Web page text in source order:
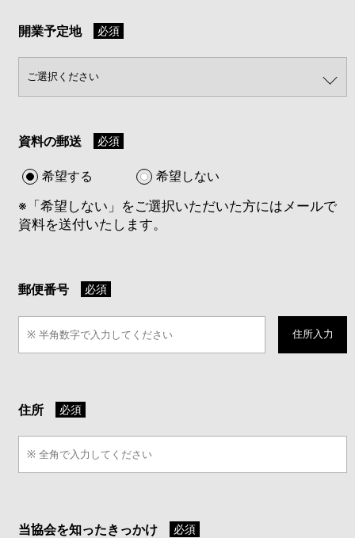
開業予定地 必須
資料の郵送 必須
希望する
希望しない
※「希望しない」をご選択いただいた方にはメールで
資料を送付いたします。
郵便番号 必須
住所入力
住所 必須
当協会を知ったきっかけ 必須